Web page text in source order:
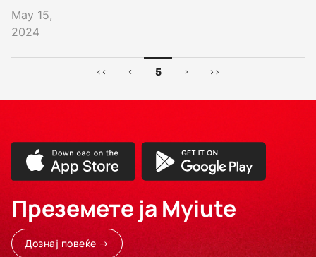
May 15,
2024
First Previous
5 Next Last
Преземете ја Myiute
Дознај повеќе →